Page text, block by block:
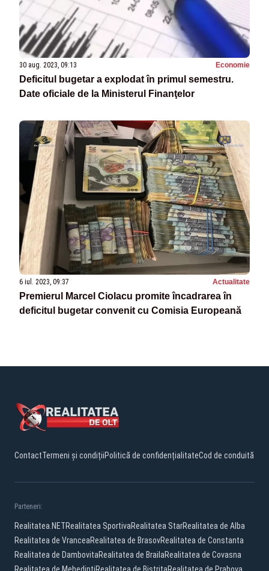
30 aug. 2023, 09:13 Economie
Deficitul bugetar a explodat în primul semestru.
Date oficiale de la Ministerul Finanţelor
6 iul. 2023, 09:37 Actualitate
Premierul Marcel Ciolacu promite încadrarea în
deficitul bugetar convenit cu Comisia Europeană
ContactTermeni și condițiiPolitică de confidențialitateCod de conduită
Parteneri:
Realitatea.NETRealitatea SportivaRealitatea StarRealitatea de Alba
Realitatea de VranceaRealitatea de BrasovRealitatea de Constanta
Realitatea de DambovitaRealitatea de BrailaRealitatea de Covasna